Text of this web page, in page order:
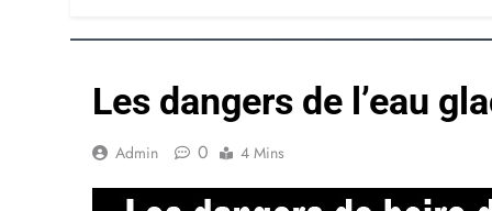
Les dangers de l’eau
Admin 0 4 Mins